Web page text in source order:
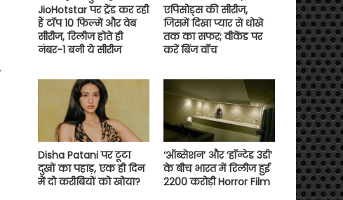
JioHotstar पर ट्रेंड कर रही
हैं टॉप 10 फिल्में और वेब
सीरीज, रिलीज होते ही
नंबर-1 बनी ये सीरीज
एपिसोड्स की सीरीज,
जिसमें दिखा प्यार से धोखे
तक का सफर; वीकेंड पर
करें बिंज वॉच
Disha Patani पर टूटा
दुखों का पहाड़, एक ही दिन
में दो करीबियों को खोया?
‘ऑब्सेशन’ और ‘हॉन्टेड 3डी’
के बीच भारत में रिलीज हुई
2200 करोड़ी Horror Film